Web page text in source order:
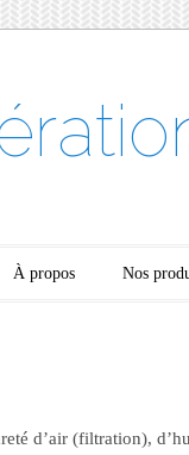
À propos Nos
d’air (filtration),